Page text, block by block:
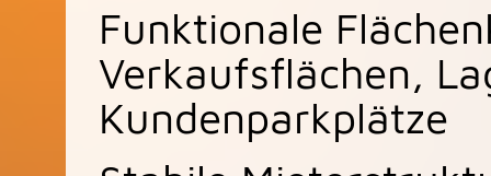
Funktionale
Verkaufsflächen,
Kundenparkplätze